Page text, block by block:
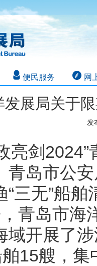
便民服务 网
展局关于
发
亮剑
青岛市公
“三无”船
青岛市海
域开展了
舶15艘，